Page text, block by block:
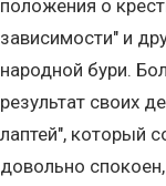
положения о
зависимости" и
народной бури.
результат своих
лаптей", который
довольно